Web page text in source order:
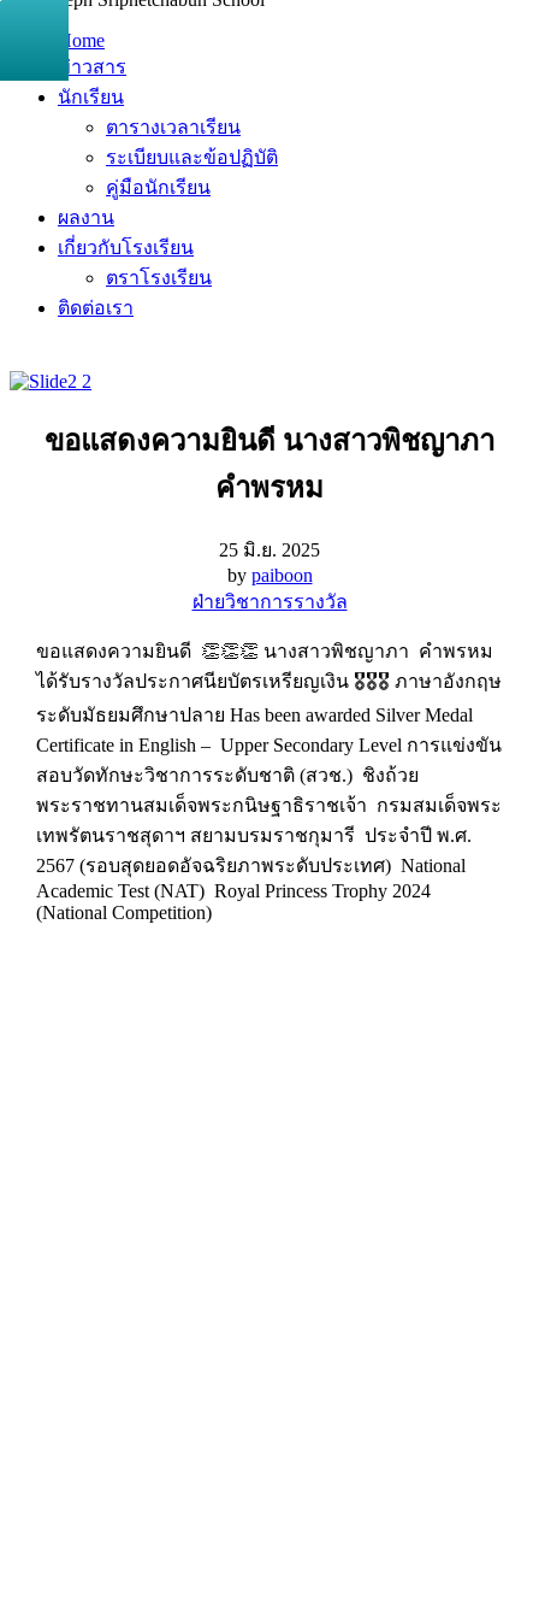
Home
ข่าวสาร
นักเรียน
ตารางเวลาเรียน
ระเบียบและข้อปฏิบัติ
คู่มือนักเรียน
ผลงาน
เกี่ยวกับโรงเรียน
ตราโรงเรียน
ติดต่อเรา
ขอแสดงความยินดี นางสาวพิชญาภา
คำพรหม
25 มิ.ย. 2025
by paiboon
ฝ่ายวิชาการรางวัล
ขอแสดงความยินดี 👏👏👏 นางสาวพิชญาภา คำพรหม
ได้รับรางวัลประกาศนียบัตรเหรียญเงิน 🎖️🎖️🎖️ ภาษาอังกฤษ
ระดับมัธยมศึกษาปลาย Has been awarded Silver Medal
Certificate in English – Upper Secondary Level การแข่งขัน
สอบวัดทักษะวิชาการระดับชาติ (สวช.) ชิงถ้วย
พระราชทานสมเด็จพระกนิษฐาธิราชเจ้า กรมสมเด็จพระ
เทพรัตนราชสุดาฯ สยามบรมราชกุมารี ประจำปี พ.ศ.
2567 (รอบสุดยอดอัจฉริยภาพระดับประเทศ) National
Academic Test (NAT) Royal Princess Trophy 2024
(National Competition)